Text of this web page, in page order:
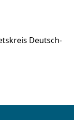
Deutsch-